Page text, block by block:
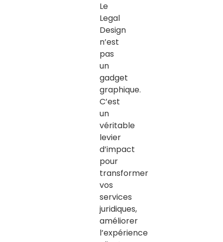
Le
Legal
Design
n’est
pas
un
gadget
graphique.
C’est
un
véritable
levier
d’impact
pour
transformer
vos
services
juridiques,
améliorer
l’expérience